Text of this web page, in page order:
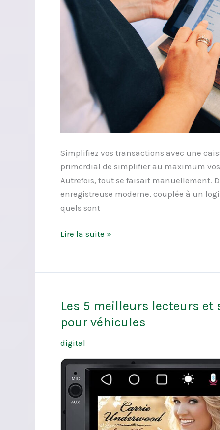
Simplifiez vos transactions avec une
primordial de simplifier au maximum
Autrefois, tout se faisait manuellement.
enregistreuse moderne, couplée à un
quels sont
Lire la suite »
Les 5 meilleurs lecteurs et
pour véhicules
digital
Les
5
meilleurs
lecteurs
et
systèmes
audio
vidéo